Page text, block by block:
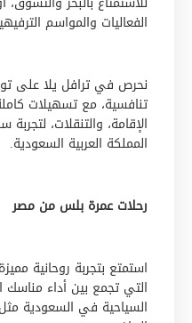
الفعاليات والمواسم
نحرص في ترافل يلا على
تنافسية، مع تسهيلات
الإقامة، والتنقلات،
المملكة العربية السعودية.
رحلات عمرة بلس من مصر
استمتع بتجربة روحانية
التي تجمع بين أداء مناسك
السياحية في السعودية